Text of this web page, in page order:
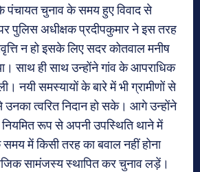
पंचायत चुनाव के समय हुए विवाद से
पुलिस अधीक्षक प्रदीपकुमार ने इस तरह
न हो इसके लिए सदर कोतवाल मनीष
साथ ही साथ उन्होंने गांव के आपराधिक
नयी समस्यायों के बारे में भी ग्रामीणों से
उनका त्वरित निदान हो सके। आगे उन्होंने
रूप से अपनी उपस्थिति थाने में
में किसी तरह का बवाल नहीं होना
सामंजस्य स्थापित कर चुनाव लड़ें।